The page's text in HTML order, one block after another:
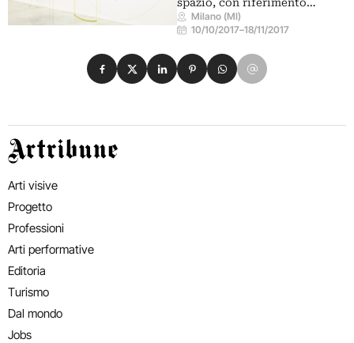
Milano (MI)
10/10/2017–18/11/2017
Condividi su Facebook
Condividi su X
Condividi su LinkedIn
Condividi su Pinterest
Condividi su WhatsApp
Condividi su Email
Artribune
Arti visive
Progetto
Professioni
Arti performative
Editoria
Turismo
Dal mondo
Jobs